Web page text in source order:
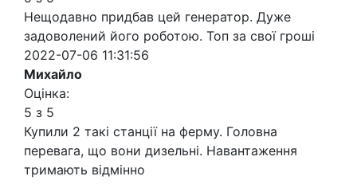
Нещодавно придбав цей генератор. Дуже
задоволений його роботою. Топ за свої гроші
2022-07-06 11:31:56
Михайло
Оцінка:
5 з 5
Купили 2 такі станції на ферму. Головна
перевага, що вони дизельні. Навантаження
тримають відмінно